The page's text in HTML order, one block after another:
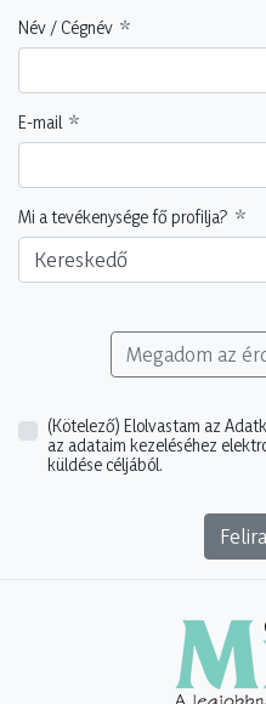
Név / Cégnév
E-mail
Mi a tevékenysége fő profilja?
Kereskedő
Megadom az
(Kötelező) Elolvastam az
az adataim kezeléséhez
küldése céljából.